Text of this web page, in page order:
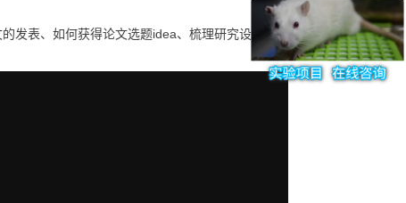
发表、如何获得论文选题idea、梳理研究设计注意要点、解